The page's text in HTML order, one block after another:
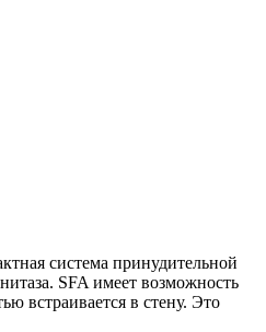
система принудительной
SFA имеет возможность
встраивается в стену. Это